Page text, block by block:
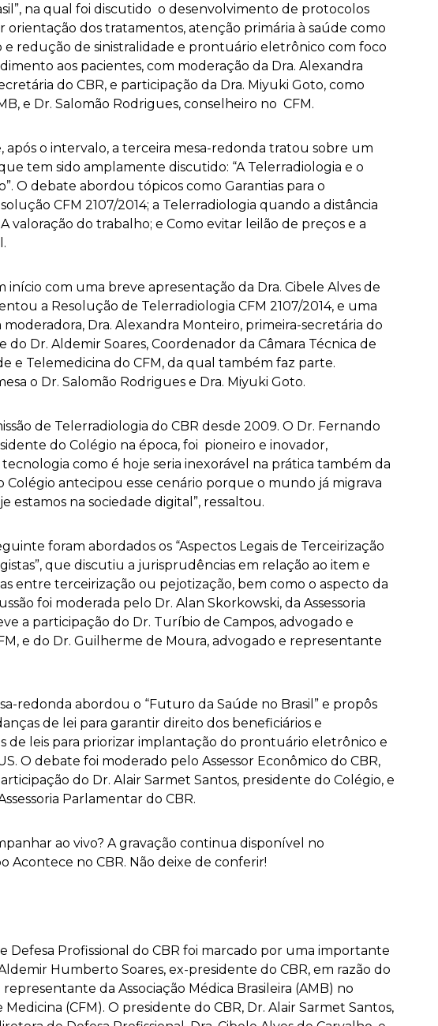
na qual foi discutido o desenvolvimento de protocolos
orientação dos tratamentos, atenção primária à saúde como
redução de sinistralidade e prontuário eletrônico com foco
aos pacientes, com moderação da Dra. Alexandra
do CBR, e participação da Dra. Miyuki Goto, como
e Dr. Salomão Rodrigues, conselheiro no CFM.
após o intervalo, a terceira mesa-redonda tratou sobre um
tem sido amplamente discutido: “A Telerradiologia e o
O debate abordou tópicos como Garantias para o
CFM 2107/2014; a Telerradiologia quando a distância
valoração do trabalho; e Como evitar leilão de preços e a
início com uma breve apresentação da Dra. Cibele Alves de
a Resolução de Telerradiologia CFM 2107/2014, e uma
Dra. Alexandra Monteiro, primeira-secretária do
do Dr. Aldemir Soares, Coordenador da Câmara Técnica de
e Telemedicina do CFM, da qual também faz parte.
o Dr. Salomão Rodrigues e Dra. Miyuki Goto.
de Telerradiologia do CBR desde 2009. O Dr. Fernando
do Colégio na época, foi pioneiro e inovador,
como é hoje seria inexorável na prática também da
Colégio antecipou esse cenário porque o mundo já migrava
estamos na sociedade digital”, ressaltou.
foram abordados os “Aspectos Legais de Terceirização
que discutiu a jurisprudências em relação ao item e
entre terceirização ou pejotização, bem como o aspecto da
foi moderada pelo Dr. Alan Skorkowski, da Assessoria
a participação do Dr. Turíbio de Campos, advogado e
e do Dr. Guilherme de Moura, advogado e representante
redonda abordou o “Futuro da Saúde no Brasil” e propôs
de lei para garantir direito dos beneficiários e
de leis para priorizar implantação do prontuário eletrônico e
O debate foi moderado pelo Assessor Econômico do CBR,
do Dr. Alair Sarmet Santos, presidente do Colégio, e
Parlamentar do CBR.
ao vivo? A gravação continua disponível no
Acontece no CBR. Não deixe de conferir!
Defesa Profissional do CBR foi marcado por uma importante
Humberto Soares, ex-presidente do CBR, em razão do
da Associação Médica Brasileira (AMB) no
(CFM). O presidente do CBR, Dr. Alair Sarmet Santos,